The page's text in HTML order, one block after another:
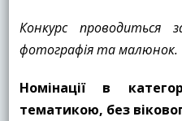
Конкурс проводиться
фотографія та малюнок.
Номінації в
тематикою, без